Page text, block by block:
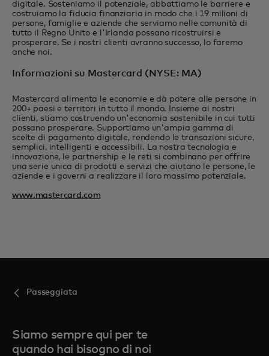
digitale. Sosteniamo il potenziale, abbattiamo le barriere e
costruiamo la fiducia finanziaria in modo che i 19 milioni di
persone, famiglie e aziende che serviamo nelle comunità di
tutto il Regno Unito e l'Irlanda possano ricostruirsi e
prosperare. Se i nostri clienti avranno successo, lo faremo
anche noi.
Informazioni su Mastercard (NYSE: MA)
Mastercard alimenta le economie e dà potere alle persone in
200+ paesi e territori in tutto il mondo. Insieme ai nostri
clienti, stiamo costruendo un'economia sostenibile in cui tutti
possano prosperare. Supportiamo un'ampia gamma di
scelte di pagamento digitale, rendendo le transazioni sicure,
semplici, intelligenti e accessibili. La nostra tecnologia e
innovazione, le partnership e le reti si combinano per offrire
una serie unica di prodotti e servizi che aiutano le persone, le
aziende e i governi a realizzare il loro massimo potenziale.
www.mastercard.com
Passeggiata
Siamo sempre qui per te
quando hai bisogno di noi